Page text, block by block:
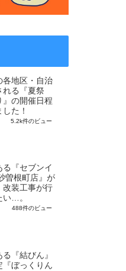
各地区・自治
れる『夏祭
』の開催日程
た！
5.2k件のビュー
る『セブンイ
曽根町店』が
改装工事が行
い…。
488件のビュー
『結びん』
『ぼっくりん